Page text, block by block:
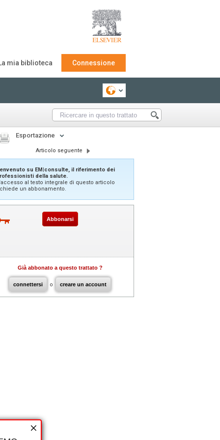
mia biblioteca Connessione
Esportazione
Articolo seguente
su EM|consulte, il riferimento dei
della salute.
al testo integrale di questo articolo
un abbonamento.
Abbonarsi
Già abbonato a questo trattato ?
connettersi o creare un account